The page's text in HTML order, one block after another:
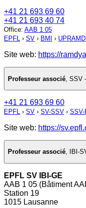
+41 21 693 69 60
+41 21 693 40 74
Office: AAB 1 05
EPFL › SV › BMI ›
Site web: https://
Professeur associé SSV
+41 21 693 69 60
EPFL › SV › SV-SSV › SSV-
Site web: https://
Professeur associé, IBI-
EPFL SV IBI-GE
AAB 1 05 (Bâtiment
Station 19
1015 Lausanne